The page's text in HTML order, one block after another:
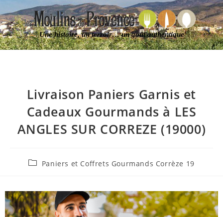
Une histoire, un terroir… un goût authentique
Livraison Paniers Garnis et
Cadeaux Gourmands à LES
ANGLES SUR CORREZE (19000)
Paniers et Coffrets Gourmands Corrèze 19